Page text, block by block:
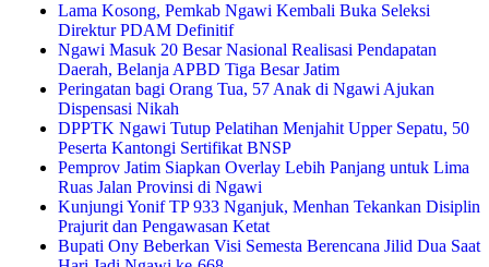
Lama Kosong, Pemkab Ngawi Kembali Buka Seleksi
Direktur PDAM Definitif
Ngawi Masuk 20 Besar Nasional Realisasi Pendapatan
Daerah, Belanja APBD Tiga Besar Jatim
Peringatan bagi Orang Tua, 57 Anak di Ngawi Ajukan
Dispensasi Nikah
DPPTK Ngawi Tutup Pelatihan Menjahit Upper Sepatu, 50
Peserta Kantongi Sertifikat BNSP
Pemprov Jatim Siapkan Overlay Lebih Panjang untuk Lima
Ruas Jalan Provinsi di Ngawi
Kunjungi Yonif TP 933 Nganjuk, Menhan Tekankan Disiplin
Prajurit dan Pengawasan Ketat
Bupati Ony Beberkan Visi Semesta Berencana Jilid Dua Saat